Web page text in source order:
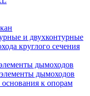
и двухконтурные
круглого сечения
дымоходов
дымоходов
к опорам